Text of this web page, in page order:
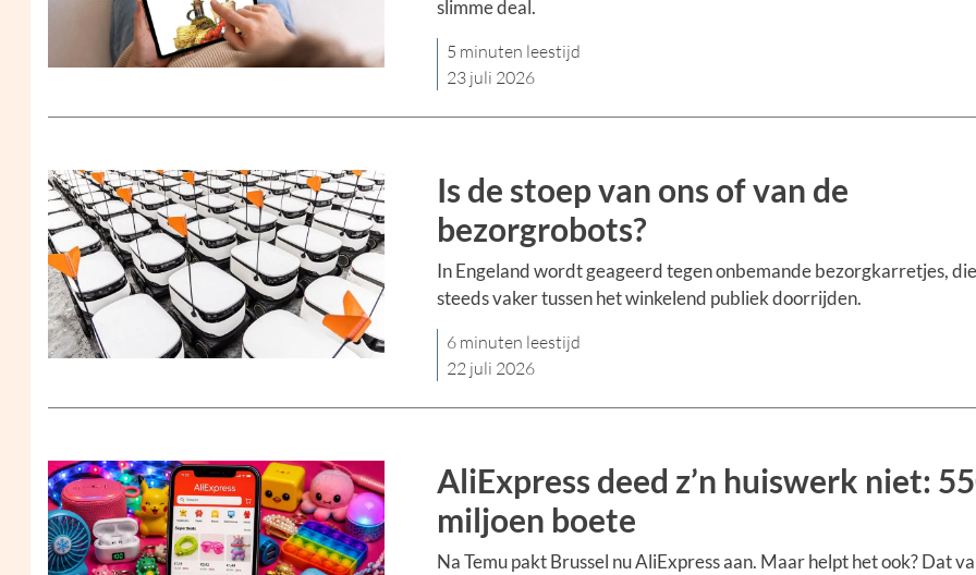
slimme deal.
5 minuten leestijd
23 juli 2026
Is de stoep van ons of van de
bezorgrobots?
In Engeland wordt geageerd tegen onbemande bezorgkarretjes, die
steeds vaker tussen het winkelend publiek doorrijden.
6 minuten leestijd
22 juli 2026
AliExpress deed z’n huiswerk niet:
miljoen boete
Na Temu pakt Brussel nu AliExpress aan. Maar helpt het ook? Dat